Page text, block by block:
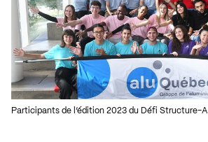
Participants de l’édition 2023 du Défi Structure-Al